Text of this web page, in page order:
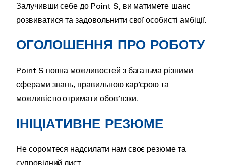
Залучивши себе до Point S, ви матимете шанс
розвиватися та задовольнити свої особисті амбіції.
ОГОЛОШЕННЯ ПРО РОБОТУ
Point S повна можливостей з багатьма різними
сферами знань, правильною кар’єрою та
можливістю отримати обов’язки.
ІНІЦІАТИВНЕ РЕЗЮМЕ
Не соромтеся надсилати нам своє резюме та